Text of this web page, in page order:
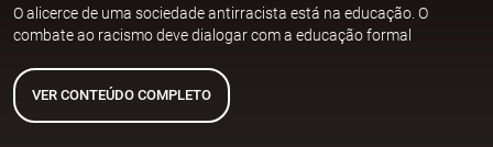
O alicerce de uma sociedade antirracista está na educação. O
combate ao racismo deve dialogar com a educação formal
VER CONTEÚDO COMPLETO